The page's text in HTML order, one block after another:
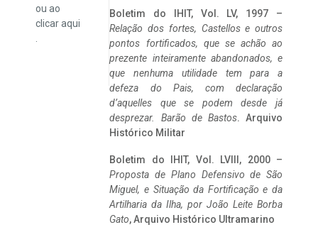
ou ao
clicaraqui
Boletim do IHIT, Vol. LV, 1997 –
Relação dos fortes, Castellos e outros
pontos fortificados, que se achão ao
prezente inteiramente abandonados, e
que nenhuma utilidade tem para a
defeza do Pais, com declaração
d’aquelles que se podem desde já
desprezar. Barão de Bastos. Arquivo
Histórico Militar
Boletim do IHIT, Vol. LVIII, 2000 –
Proposta de Plano Defensivo de São
Miguel, e Situação da Fortificação e da
Artilharia da Ilha, por João Leite Borba
Gato, Arquivo Histórico Ultramarino